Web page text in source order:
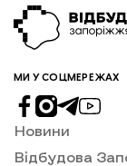
послуг
молоді з
мінної безпеки
МИ У СОЦМЕРЕЖАХ
Новини
Відбудова